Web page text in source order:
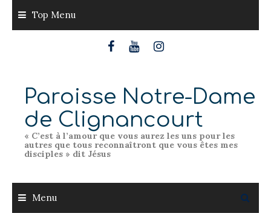
content
Top Menu
Paroisse Notre-Dame
de Clignancourt
« C’est à l’amour que vous aurez les uns pour les
autres que tous reconnaîtront que vous êtes mes
disciples » dit Jésus
Menu